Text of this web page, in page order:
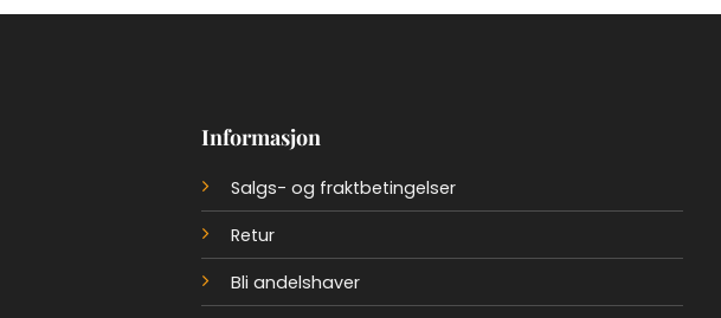
Informasjon
Salgs- og fraktbetingelser
Retur
Bli andelshaver